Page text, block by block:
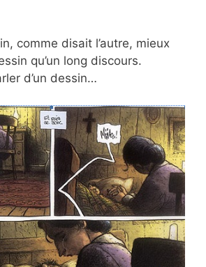
comme disait l’autre, mieux
qu’un long discours.
d’un dessin…